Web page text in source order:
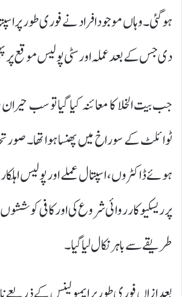
ہو گئی۔ وہاں موجود افراد نے فوری طور پر
دی جس کے بعد عملہ اور سٹی پولیس موقع پر
جب بیت الخلا کا معائنہ کیا گیا تو سب
ٹوائلٹ کے سوراخ میں پھنسا ہوا تھا۔
ہوئے ڈاکٹروں، اسپتال عملے اور پولیس
پر ریسکیو کارروائی شروع کی اور کافی
طریقے سے باہر نکال لیا گیا۔